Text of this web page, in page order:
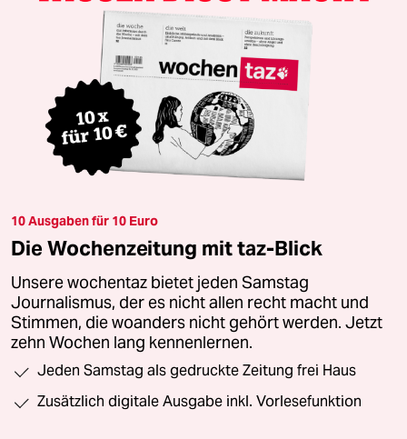
10 Ausgaben für 10 Euro
Die Wochenzeitung mit taz-Blick
Unsere wochentaz bietet jeden Samstag
Journalismus, der es nicht allen recht macht und
Stimmen, die woanders nicht gehört werden. Jetzt
zehn Wochen lang kennenlernen.
Jeden Samstag als gedruckte Zeitung frei Haus
Zusätzlich digitale Ausgabe inkl. Vorlesefunktion